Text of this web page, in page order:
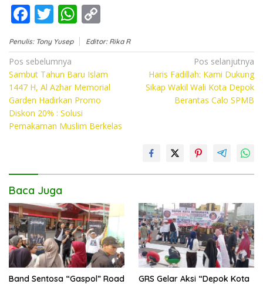
F
ac
e
b
o
o
k
T
w
itt
er
W
h
at
s
A
p
p
o
p
y
Li
k
Penulis: Tony Yusep Editor: Rika R
Navigasi
pos
Pos sebelumnya
Sambut Tahun Baru Islam
1447 H, Al Azhar Memorial
Garden Hadirkan Promo
Diskon 20% : Solusi
Pemakaman Muslim Berkelas
Pos selanjutnya
Haris Fadillah: Kami Dukung
Sikap Wakil Wali Kota Depok
Berantas Calo SPMB
Baca Juga
Band Sentosa “Gaspol” Road
GRS Gelar Aksi “Depok Kota